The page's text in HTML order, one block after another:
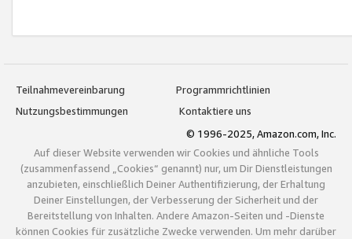
Teilnahmevereinbarung
Programmrichtlinien
Nutzungsbestimmungen
Kontaktiere uns
© 1996-2025, Amazon.com, Inc.
Auf dieser Website verwenden wir Cookies und ähnliche Tools
(zusammenfassend „Cookies“ genannt) nur, um Dir Dienstleistungen
anzubieten, einschließlich Deiner Authentifizierung, der Erhaltung
Deiner Einstellungen, der Verbesserung der Sicherheit und der
Bereitstellung von Inhalten. Andere Amazon-Seiten und -Dienste
können Cookies für zusätzliche Zwecke verwenden. Um mehr darüber